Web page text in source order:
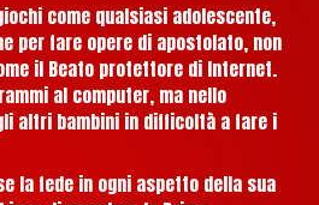
come qualsiasi adolescente,
per fare opere di apostolato, non
il Beato protettore di Internet.
al computer, ma nello
altri bambini in difficoltà a fare i
la fede in ogni aspetto della sua